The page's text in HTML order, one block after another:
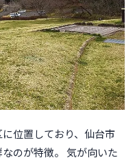
仙台店
湯
！初心者にもおすすめな
位置しており、仙台市
のが特徴。 気が向いた